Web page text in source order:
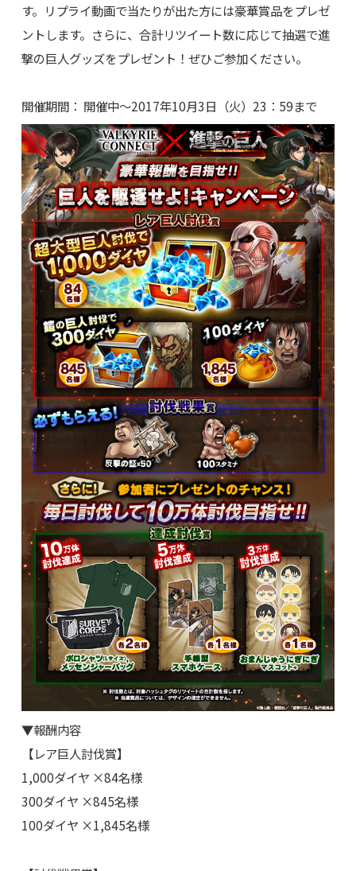
す。リプライ動画で当たりが出た方には豪華賞品をプレゼ
ントします。さらに、合計リツイート数に応じて抽選で進
撃の巨人グッズをプレゼント！ぜひご参加ください。
開催期間： 開催中～2017年10月3日（火）23：59まで
▼報酬内容
【レア巨人討伐賞】
1,000ダイヤ ×84名様
300ダイヤ ×845名様
100ダイヤ ×1,845名様